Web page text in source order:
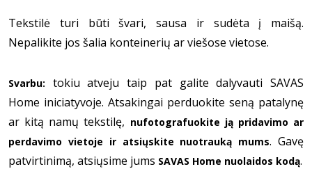
Tekstilė turi būti švari, sausa ir sudėta į maišą.
Nepalikite jos šalia konteinerių ar viešose vietose.
Svarbu:
tokiu atveju taip pat galite dalyvauti SAVAS
Home iniciatyvoje. Atsakingai perduokite seną patalynę
ar kitą namų tekstilę, nufotografuokite ją pridavimo ar
perdavimo vietoje ir atsiųskite nuotrauką mums. Gavę
patvirtinimą, atsiųsime jums SAVAS Home nuolaidos kodą.